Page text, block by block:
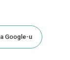
Google-u